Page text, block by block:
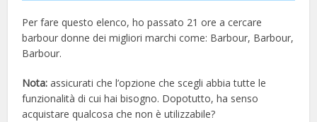
Per fare questo elenco, ho passato 21 ore a cercare
barbour donne dei migliori marchi come: Barbour, Barbour,
Barbour.
Nota: assicurati che l’opzione che scegli abbia tutte le
funzionalità di cui hai bisogno. Dopotutto, ha senso
acquistare qualcosa che non è utilizzabile?